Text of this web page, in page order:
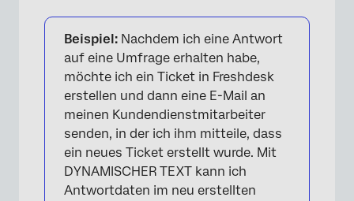
Beispiel: Nachdem ich eine Antwort
auf eine Umfrage erhalten habe,
möchte ich ein Ticket in Freshdesk
erstellen und dann eine E-Mail an
meinen Kundendienstmitarbeiter
senden, in der ich ihm mitteile, dass
ein neues Ticket erstellt wurde. Mit
DYNAMISCHER TEXT kann ich
Antwortdaten im neu erstellten